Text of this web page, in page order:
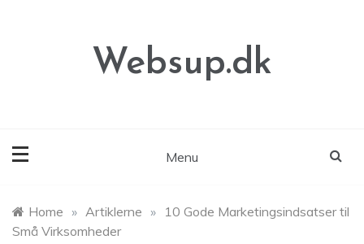
Websup.dk
Menu
Home » Artiklerne » 10 Gode Marketingsindsatser til
Små Virksomheder